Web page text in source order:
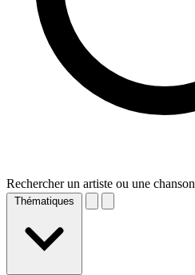
Rechercher un artiste ou une chanson
Thématiques